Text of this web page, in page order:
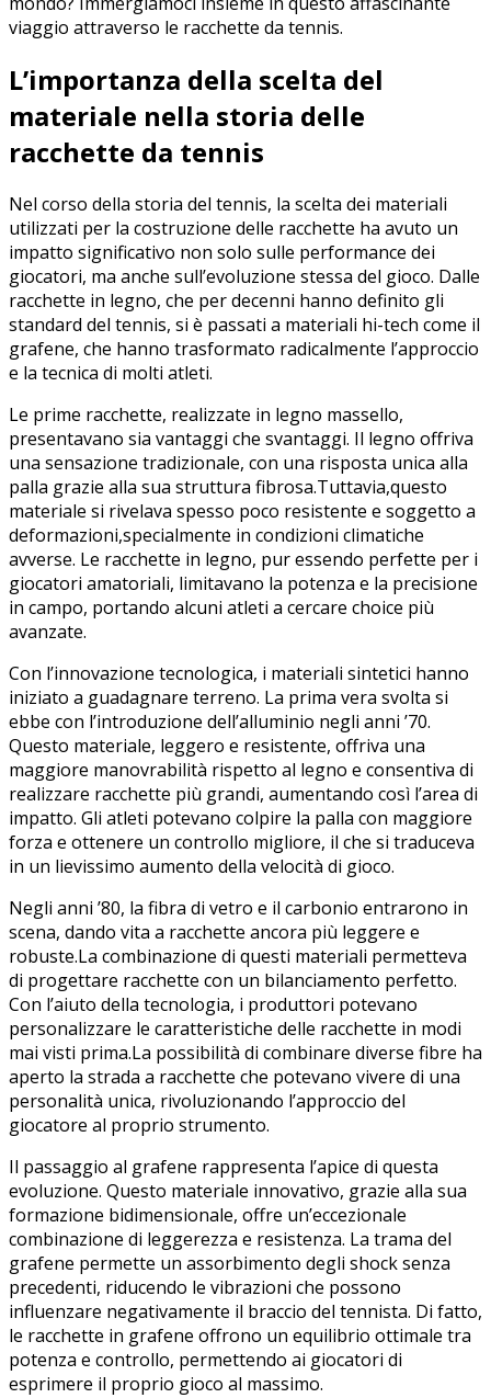
viaggio attraverso le​ racchette da tennis.
L’importanza della scelta ‍del
materiale nella storia delle
⁢racchette⁣ da tennis
Nel corso⁤ della storia⁢ del ⁣tennis,‍ la scelta dei materiali
utilizzati per la costruzione‍ delle ⁣racchette ha avuto un
impatto significativo non solo sulle⁤ performance‍ dei‍
giocatori, ma anche sull’evoluzione ⁣stessa del gioco. Dalle
⁣racchette in legno,‌ che per decenni​ hanno definito gli‍
standard del tennis, si è⁢ passati a ⁢materiali hi-tech come il
grafene, che hanno​ trasformato radicalmente l’approccio‍
e la⁤ tecnica di molti atleti.
Le prime ​racchette, realizzate‌ in legno massello,⁤
presentavano sia vantaggi ‌che‍ svantaggi. ⁢Il legno offriva
una sensazione tradizionale, con una risposta unica alla
palla grazie alla​ sua struttura‌ fibrosa.Tuttavia,questo
materiale‍ si rivelava⁣ spesso poco⁢ resistente e soggetto a
deformazioni,specialmente ‍in condizioni climatiche
avverse.⁣ Le racchette ⁢in legno, pur essendo perfette​ per i
giocatori ⁢amatoriali, limitavano la⁣ potenza e​ la ‌precisione
in ⁤campo, portando ​alcuni⁤ atleti a cercare choice‍ più
avanzate.
Con l’innovazione tecnologica, i materiali sintetici hanno
iniziato a ​guadagnare terreno. La prima vera svolta si
ebbe‌ con l’introduzione dell’alluminio negli‌ anni ’70.
Questo materiale, leggero e resistente, ‍offriva una
maggiore manovrabilità⁣ rispetto al legno e consentiva di
realizzare racchette ⁤più grandi,​ aumentando così l’area‌ di​
impatto.‌ Gli atleti potevano colpire la palla con ‌maggiore
forza e ottenere un controllo migliore, il che si traduceva
in un lievissimo aumento⁤ della⁤ velocità di gioco.
Negli anni ​’80, la ​fibra di vetro e⁢ il carbonio entrarono ⁤in
scena, dando vita a‍ racchette ​ancora‍ più leggere e
robuste.La combinazione di questi ⁢materiali permetteva
di progettare racchette con un bilanciamento perfetto.
Con‌ l’aiuto della‍ tecnologia,‍ i produttori potevano
personalizzare le caratteristiche⁣ delle​ racchette in modi
mai visti prima.La possibilità di combinare diverse fibre ha
aperto la strada a racchette che potevano vivere di ‍una
⁣personalità ⁤unica, rivoluzionando l’approccio ‍del
giocatore al‌ proprio strumento.
Il⁤ passaggio⁤ al grafene rappresenta l’apice di questa
evoluzione. ‍Questo​ materiale innovativo, grazie alla​ sua
formazione bidimensionale, offre un’eccezionale
‌combinazione di ‍leggerezza ​e resistenza. La trama⁢ del
grafene permette un ⁢assorbimento ⁤degli​ shock senza
precedenti, riducendo le ⁣vibrazioni che possono
influenzare negativamente⁤ il braccio del tennista. Di fatto,
le‍ racchette in‌ grafene offrono un equilibrio ⁢ottimale ​tra
potenza e controllo, ‍permettendo ai giocatori ⁢di
esprimere il proprio gioco ⁢al ​massimo.